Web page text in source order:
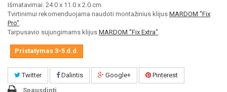
Išmatavimai: 24.0 x 11.0 x 2.0 cm.
Tvirtinimui rekomenduojama naudoti montažinius klijus MARDOM "Fix
Pro".
Tarpusavio sujungimams klijus MARDOM "Fix Extra".
Pristatymas 3-5 d.d.
Twitter Dalintis Google+
Pinterest
Spausdinti